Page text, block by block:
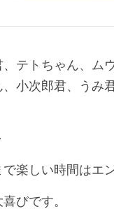
テトちゃん、ム
小次郎君、うみ
楽しい時間はエ
びです。